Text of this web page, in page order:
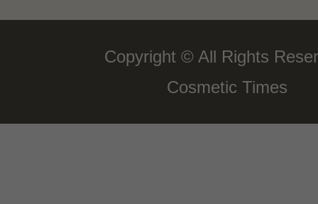
Copyright © All Rights
Cosmetic Times